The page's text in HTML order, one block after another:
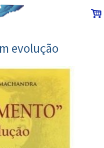
.
evolução